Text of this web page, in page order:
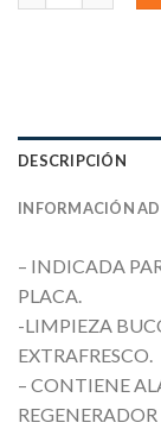
DESCRIPCIÓN
INFORMACIÓN
– INDICADA
PLACA.
-LIMPIEZA
EXTRAFRESCO.
– CONTIENE